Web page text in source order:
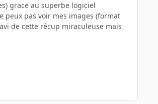
grace au superbe logiciel
peux pas voir mes images (format
de cette récup miraculeuse mais